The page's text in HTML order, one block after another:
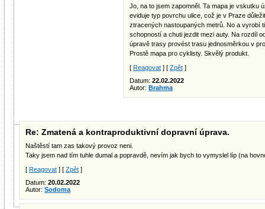
Jo, na to jsem zapomněl. Ta mapa je vskutku
eviduje typ povrchu ulice, což je v Praze
ztracených nastoupaných metrů. No a vyrobí
schopností a chuti jezdit mezi auty. Na rozdíl
úpravě trasy provést trasu jednosměrkou v
Prostě mapa pro cyklisty. Skvělý produkt.
[ Reagovat ] [ Zpět ]
Datum: 22.02.2022
Autor: Brahma
Re: Zmatená a kontraproduktivní dopravní úprava.
Naštěstí tam zas takový provoz neni.
Taky jsem nad tím tuhle dumal a popravdě, nevím jak bych to vymyslel líp (na
[ Reagovat ] [ Zpět ]
Datum: 20.02.2022
Autor: Sodoma